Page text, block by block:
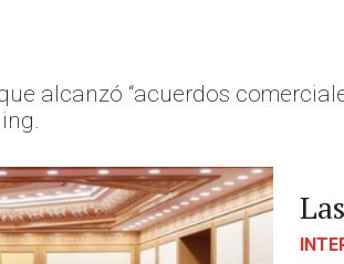
alcanzó “acuerdos